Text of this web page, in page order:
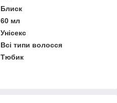
Блиск
60 мл
Унісекс
Всі типи волосся
Тюбик